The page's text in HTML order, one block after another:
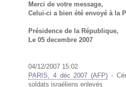
Merci de votre message,
Celui-ci a bien été envoyé à la
Présidence de la République,
Le 05 decembre 2007
04/12/2007 15:02
PARIS, 4 déc 2007 (AFP) -
soldats israéliens enlevés